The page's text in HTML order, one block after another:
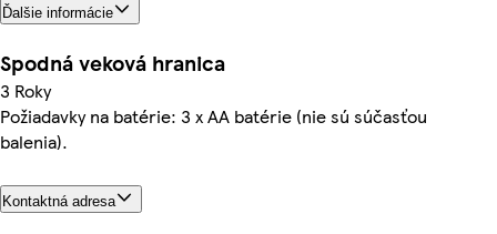
Ďalšie informácie
Spodná veková hranica
3 Roky
Požiadavky na batérie: 3 x AA batérie (nie sú súčasťou
balenia).
Kontaktná adresa